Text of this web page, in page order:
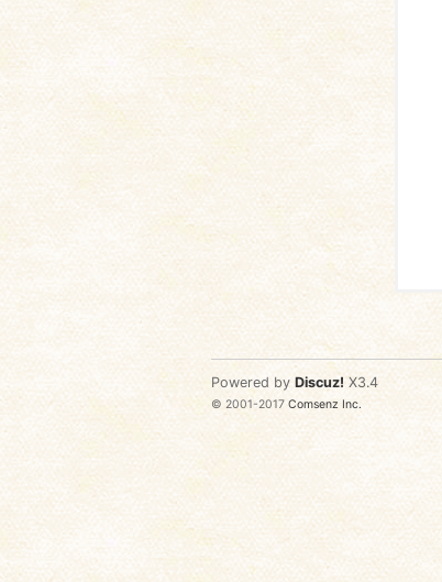
Powered by Discuz! X3.4
© 2001-2017Comsenz Inc.